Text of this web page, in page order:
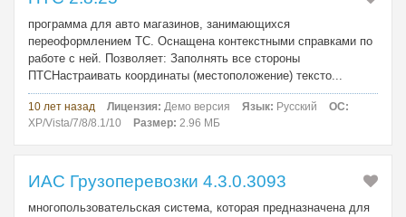
программа для авто магазинов, занимающихся
переоформлением ТС. Оснащена контекстными справками по
работе с ней. Позволяет: Заполнять все стороны
ПТСНастраивать координаты (местоположение) тексто...
10 лет назад Лицензия: Демо версия Язык: Русский
ОС:
XP/Vista/7/8/8.1/10
Размер: 2.96 МБ
ИАС Грузоперевозки 4.3.0.3093
многопользовательская система, которая предназначена для